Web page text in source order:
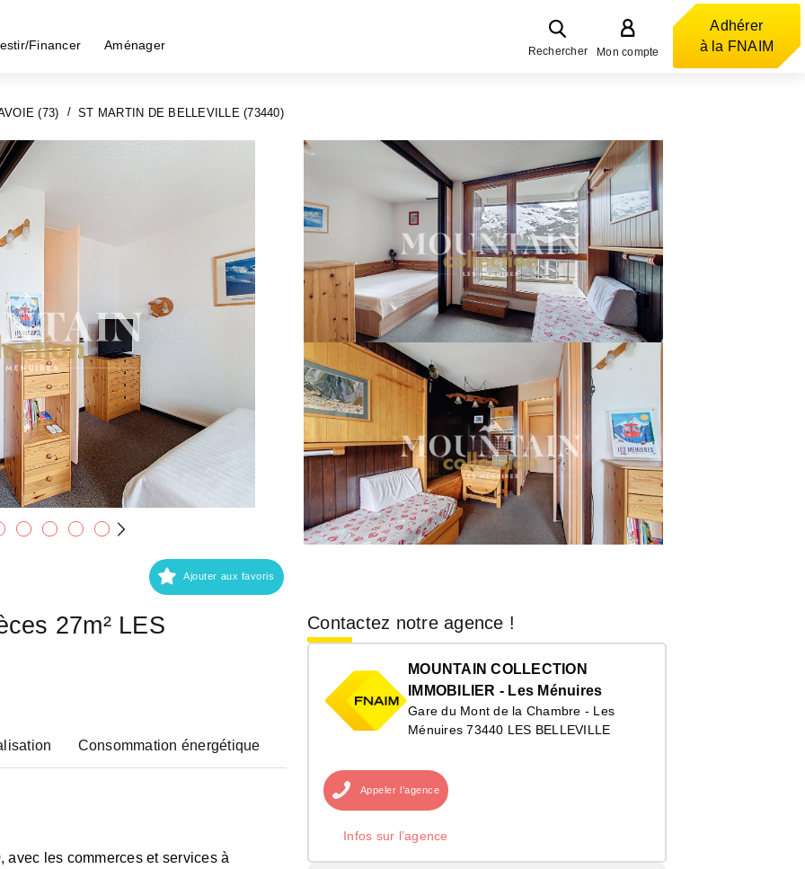
Financer Aménager Rechercher Mon compte
Adhérer
à la FNAIM
(73) ST MARTIN DE BELLEVILLE (73440)
Ajouter aux favoris
27m² LES
Consommation énergétique
les commerces et services à
Contactez notre agence !
MOUNTAIN COLLECTION
IMMOBILIER - Les Ménuires
Gare du Mont de la Chambre - Les
Ménuires 73440 LES BELLEVILLE
Appeler l’agence
Infos sur l’agence